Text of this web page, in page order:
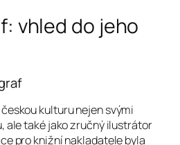
vhled do jeho
kulturu nejen svými
ale také jako zručný ilustrátor
pro knižní nakladatele byla